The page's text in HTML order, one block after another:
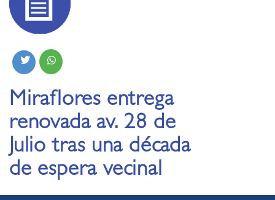
Miraflores entrega
renovada av. 28 de
Julio tras una década
de espera vecinal